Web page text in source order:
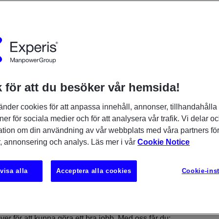
hand om
på
Workspace-miljöer
arbetsplats är en förutsättning för att kunna bedriva en
får du en kostnadseffektiv IT-supportlösning som ser till att
för att du besöker vår hemsida!
cookies för att anpassa innehåll, annonser, tillhandahålla
för sociala medier och för att analysera vår trafik. Vi delar
om din användning av vår webbplats med våra partners
annonsering och analys. Läs mer i vårCookie Notice
Cookie-
alla Acceptera alla cookies